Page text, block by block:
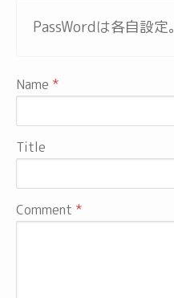
PassWordは各自設定。
Name
Title
Comment